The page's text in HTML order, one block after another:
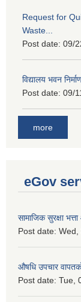
Request for
Waste...
Post date: 09/
विद्यालय भवन
Post date: 09/
more
eGov
सामाजिक सुरक्षा
Post date: Wed,
औषधि उपचार
Post date: Tue,